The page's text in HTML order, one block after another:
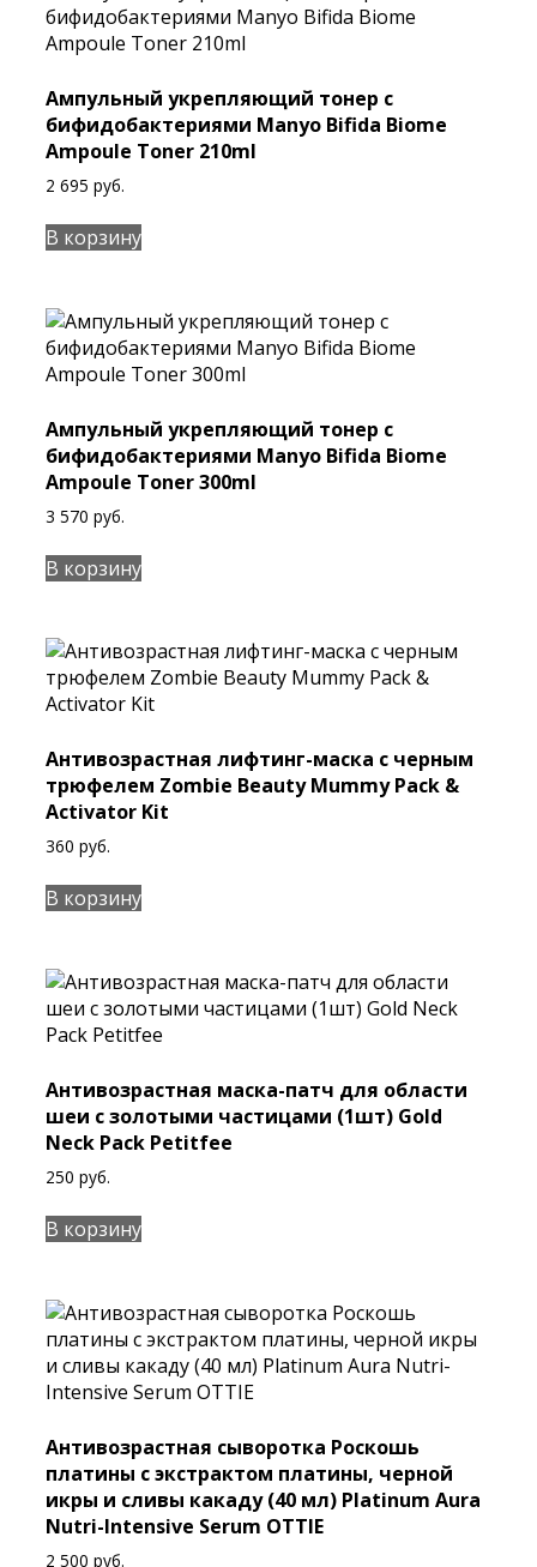
Ампульный укрепляющий тонер с
бифидобактериями Manyo Bifida Biome
Ampoule Toner 210ml
2 695 руб.
В корзину
Ампульный укрепляющий тонер с
бифидобактериями Manyo Bifida Biome
Ampoule Toner 300ml
3 570 руб.
В корзину
Антивозрастная лифтинг-маска с черным
трюфелем Zombie Beauty Mummy Pack &
Activator Kit
360 руб.
В корзину
Антивозрастная маска-патч для области
шеи с золотыми частицами (1шт) Gold
Neck Pack Petitfee
250 руб.
В корзину
Антивозрастная сыворотка Роскошь
платины с экстрактом платины, черной
икры и сливы какаду (40 мл) Platinum Aura
Nutri-Intensive Serum OTTIE
2 500 руб.